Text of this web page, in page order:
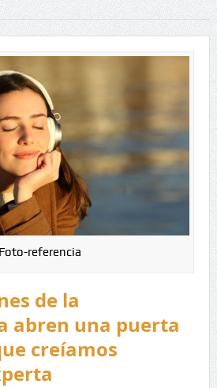
Foto-referencia
de la
abren una puerta
creíamos